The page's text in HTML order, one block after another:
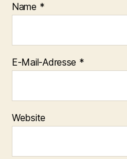
Name *
E-Mail-Adresse *
Website